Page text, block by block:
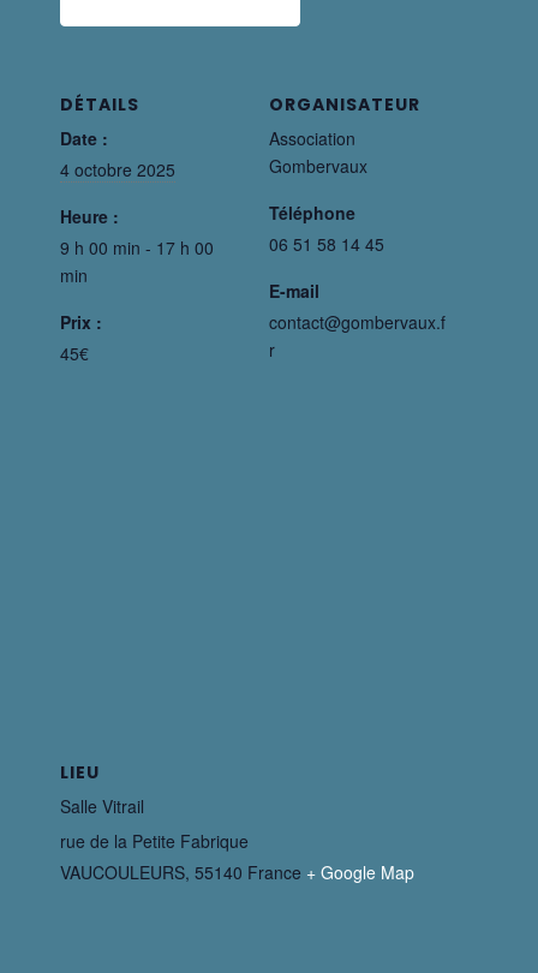
DÉTAILS
Date :
4 octobre 2025
Heure :
9 h 00 min - 17 h 00
min
Prix :
45€
ORGANISATEUR
Association
Gombervaux
Téléphone
06 51 58 14 45
E-mail
contact@gombervaux.f
r
LIEU
Salle Vitrail
rue de la Petite Fabrique
VAUCOULEURS, 55140 France + Google Map